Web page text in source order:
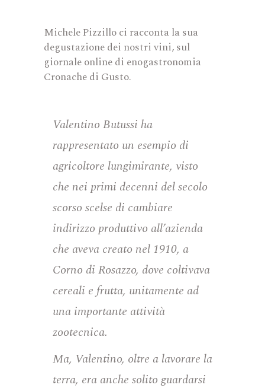
Michele Pizzillo ci racconta la sua
degustazione dei nostri vini, sul
giornale online di enogastronomia
Cronache di Gusto.
Valentino Butussi ha
rappresentato un esempio di
agricoltore lungimirante, visto
che nei primi decenni del secolo
scorso scelse di cambiare
indirizzo produttivo all’azienda
che aveva creato nel 1910, a
Corno di Rosazzo, dove coltivava
cereali e frutta, unitamente ad
una importante attività
zootecnica.
Ma, Valentino, oltre a lavorare la
terra, era anche solito guardarsi